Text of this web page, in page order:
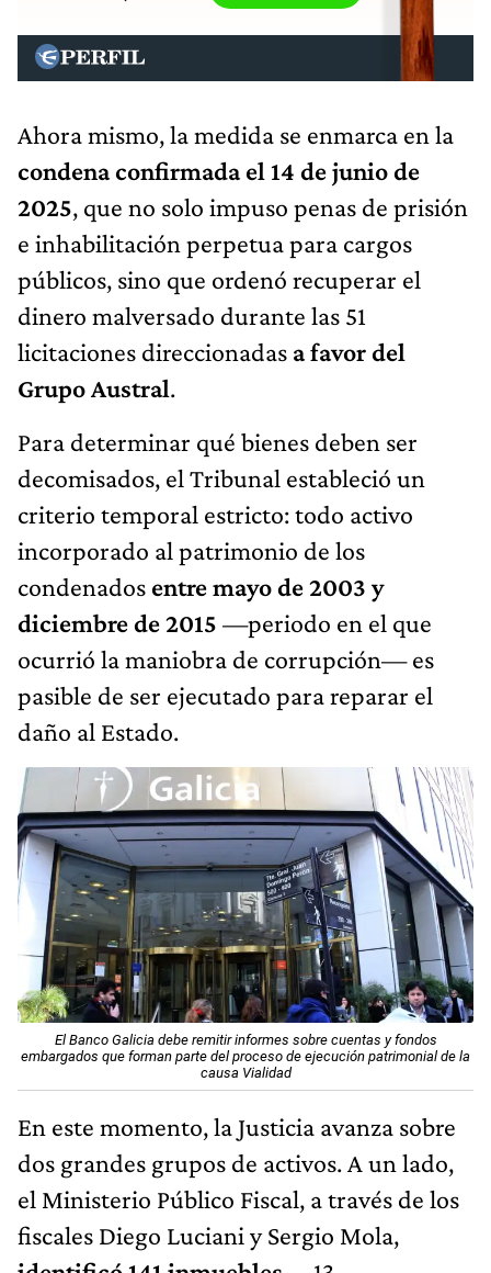
Ahora mismo, la medida se enmarca en la
condena confirmada el 14 de junio de
2025, que no solo impuso penas de prisión
e inhabilitación perpetua para cargos
públicos, sino que ordenó recuperar el
dinero malversado durante las 51
licitaciones direccionadas a favor del
Grupo Austral.
Para determinar qué bienes deben ser
decomisados, el Tribunal estableció un
criterio temporal estricto: todo activo
incorporado al patrimonio de los
condenados entre mayo de 2003 y
diciembre de 2015 —periodo en el que
ocurrió la maniobra de corrupción— es
pasible de ser ejecutado para reparar el
daño al Estado.
El Banco Galicia debe remitir informes sobre cuentas y fondos
embargados que forman parte del proceso de ejecución patrimonial de la
causa Vialidad
En este momento, la Justicia avanza sobre
dos grandes grupos de activos. A un lado,
el Ministerio Público Fiscal, a través de los
fiscales Diego Luciani y Sergio Mola,